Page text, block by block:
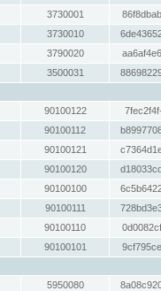
3730001
3730010
3790020
3500031
90100122
90100112
90100121
90100120
90100100
90100111
90100110
90100101
5950080